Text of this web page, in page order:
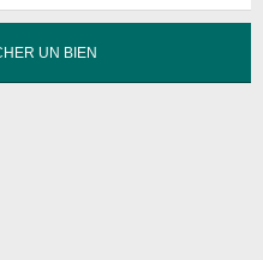
UN BIEN